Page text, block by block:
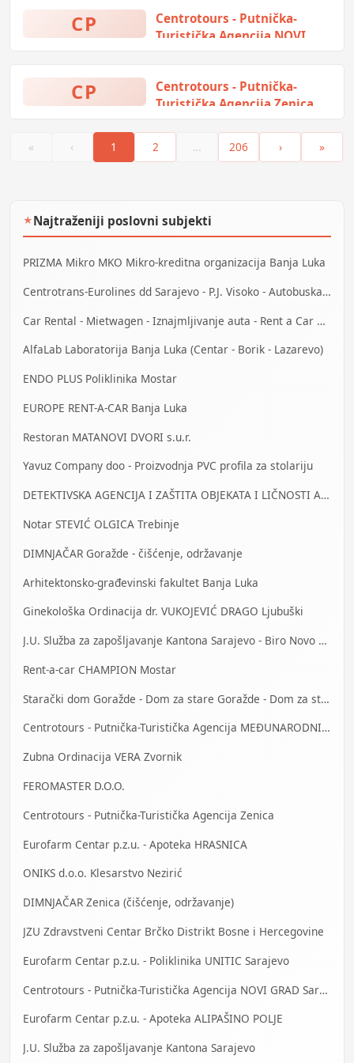
CP
Centrotours - Putnička-
Turistička Agencija NOVI
08:30 do 16:00h
CP
Centrotours - Putnička-
Turistička Agencija Zenica
Centrotrans-Eurolines d.d.
Sarajevo u Zenici
« ‹ 1 2 … 206 › »
★Najtraženiji poslovni subjekti
PRIZMA Mikro MKO Mikro-kreditna organizacija Banja Luka
Centrotrans-Eurolines dd Sarajevo - P.J. Visoko - Autobuska stanica
Car Rental - Mietwagen - Iznajmljivanje auta - Rent a Car Bihać
AlfaLab Laboratorija Banja Luka (Centar - Borik - Lazarevo)
ENDO PLUS Poliklinika Mostar
EUROPE RENT-A-CAR Banja Luka
Restoran MATANOVI DVORI s.u.r.
Yavuz Company doo - Proizvodnja PVC profila za stolariju
DETEKTIVSKA AGENCIJA I ZAŠTITA OBJEKATA I LIČNOSTI ALFA DM Travnik
Notar STEVIĆ OLGICA Trebinje
DIMNJAČAR Goražde - čišćenje, održavanje
Arhitektonsko-građevinski fakultet Banja Luka
Ginekološka Ordinacija dr. VUKOJEVIĆ DRAGO Ljubuški
J.U. Služba za zapošljavanje Kantona Sarajevo - Biro Novo Sarajevo
Rent-a-car CHAMPION Mostar
Starački dom Goražde - Dom za stare Goražde - Dom za stara lica Goražde
Centrotours - Putnička-Turistička Agencija MEĐUNARODNI AERODROM Sarajevo
Zubna Ordinacija VERA Zvornik
FEROMASTER D.O.O.
Centrotours - Putnička-Turistička Agencija Zenica
Eurofarm Centar p.z.u. - Apoteka HRASNICA
ONIKS d.o.o. Klesarstvo Nezirić
DIMNJAČAR Zenica (čišćenje, održavanje)
JZU Zdravstveni Centar Brčko Distrikt Bosne i Hercegovine
Eurofarm Centar p.z.u. - Poliklinika UNITIC Sarajevo
Centrotours - Putnička-Turistička Agencija NOVI GRAD Sarajevo
Eurofarm Centar p.z.u. - Apoteka ALIPAŠINO POLJE
J.U. Služba za zapošljavanje Kantona Sarajevo